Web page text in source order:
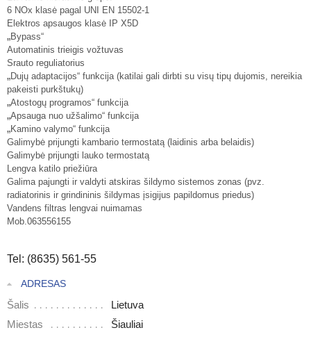
6 NOx klasė pagal UNI EN 15502-1
Elektros apsaugos klasė IP X5D
„Bypass“
Automatinis trieigis vožtuvas
Srauto reguliatorius
„Dujų adaptacijos“ funkcija (katilai gali dirbti su visų tipų dujomis, nereikia
pakeisti purkštukų)
„Atostogų programos“ funkcija
„Apsauga nuo užšalimo“ funkcija
„Kamino valymo“ funkcija
Galimybė prijungti kambario termostatą (laidinis arba belaidis)
Galimybė prijungti lauko termostatą
Lengva katilo priežiūra
Galima pajungti ir valdyti atskiras šildymo sistemos zonas (pvz.
radiatorinis ir grindininis šildymas įsigijus papildomus priedus)
Vandens filtras lengvai nuimamas
Mob.063556155
Tel: (8635) 561-55
ADRESAS
Šalis
Lietuva
Miestas
Šiauliai